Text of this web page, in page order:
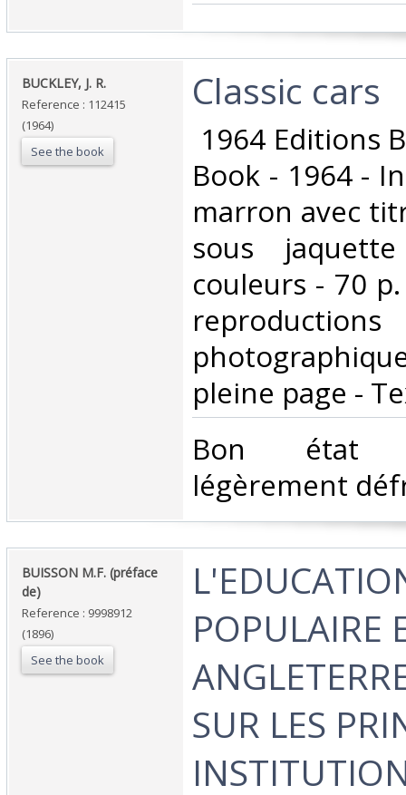
‎BUCKLEY, J. R.‎
Reference : 112415
(1964)
See the book
‎Classic cars‎
1964 Editions
Book - 1964 -
marron avec
sous
couleurs - 70
reproductions
pleine page -
‎Bon état
légèrement
‎BUISSON M.F. (préface
de)‎
Reference : 9998912
(1896)
See the book
POPULAIRE
SUR LES